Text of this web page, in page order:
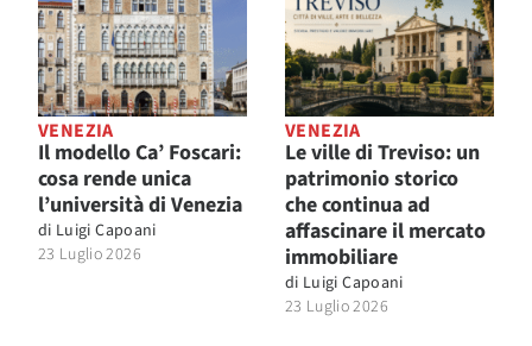
VENEZIA
Il modello Ca’ Foscari:
cosa rende unica
l’università di Venezia
di Luigi Capoani
23 Luglio 2026
VENEZIA
Le ville di Treviso: un
patrimonio storico
che continua ad
affascinare il mercato
immobiliare
di Luigi Capoani
23 Luglio 2026